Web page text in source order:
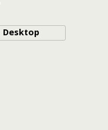
Desktop